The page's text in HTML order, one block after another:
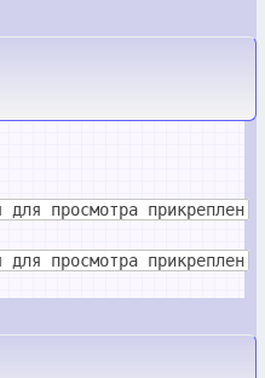
для просмотра прикреплен
для просмотра прикреплен